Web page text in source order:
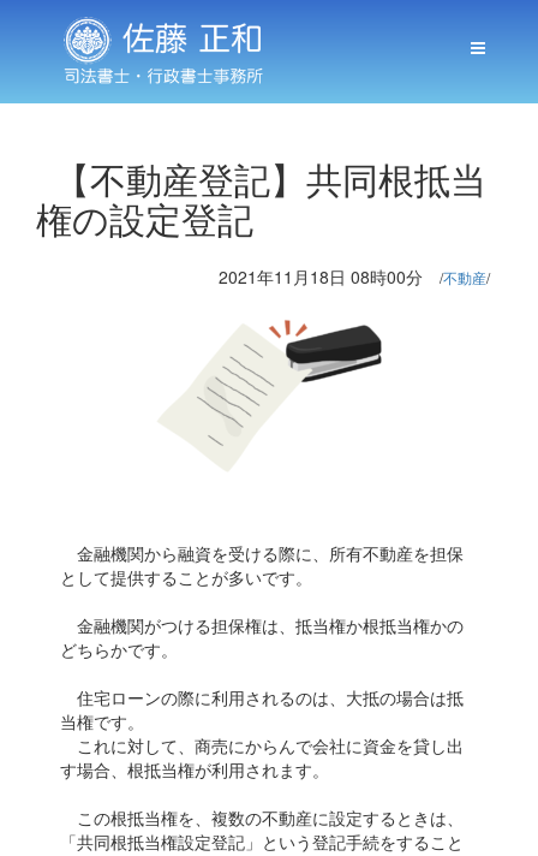
【不動産登記】共同根抵当
権の設定登記
2021年11月18日 08時00分 不動産
金融機関から融資を受ける際に、所有不動産を担保
として提供することが多いです。
金融機関がつける担保権は、抵当権か根抵当権かの
どちらかです。
住宅ローンの際に利用されるのは、大抵の場合は抵
当権です。
これに対して、商売にからんで会社に資金を貸し出
す場合、根抵当権が利用されます。
この根抵当権を、複数の不動産に設定するときは、
「共同根抵当権設定登記」という登記手続をすること